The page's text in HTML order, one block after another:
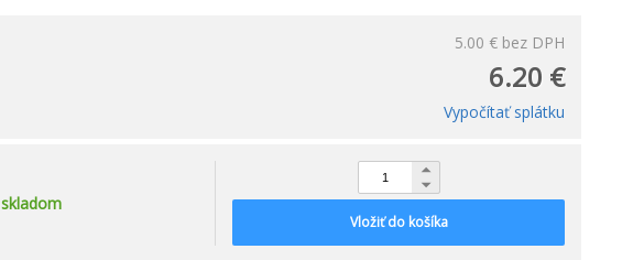
5.00 € bez DPH
6.20 €
Vypočítať splátku
skladom
Vložiť do košíka